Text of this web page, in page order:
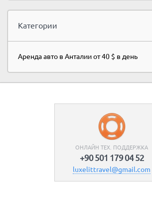
Категории
Аренда авто в Анталии от 40 $ в день
ОНЛАЙН ТЕХ. ПОДДЕРЖКА
+90 501 179 04 52
luxelittravel@gmail.com